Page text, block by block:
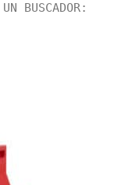
BUSCADOR: